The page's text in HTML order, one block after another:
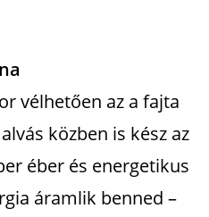
vélhetően az a fajta
közben is kész az
éber és energetikus
áramlik benned –